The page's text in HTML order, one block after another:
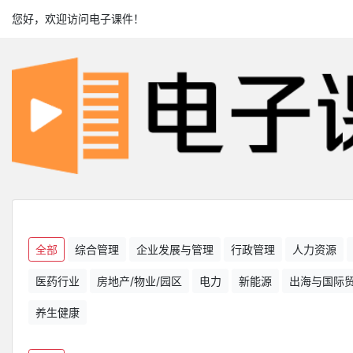
您好，欢迎访问电子课件！
全部 综合管理 企业发展与管理 行政管理 人力资源
医药行业 房地产/物业/园区 电力 新能源 出海与国际
养生健康